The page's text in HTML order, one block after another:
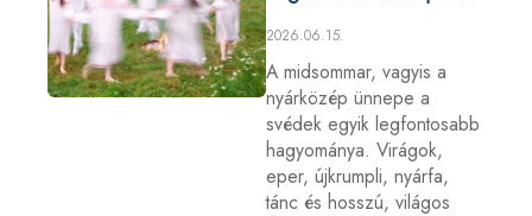
2026.06.15.
A midsommar, vagyis a
nyárközép ünnepe a
svédek egyik legfontosabb
hagyománya. Virágok,
eper, újkrumpli, nyárfa,
tánc és hosszú, világos